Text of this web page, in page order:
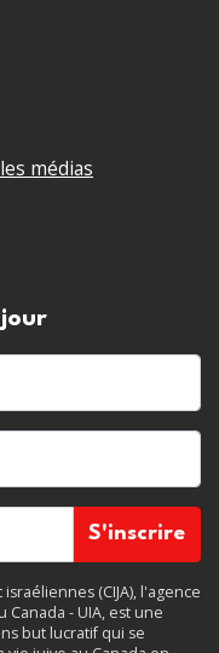
médias
(CIJA), l'agence
- UIA, est une
but lucratif qui se